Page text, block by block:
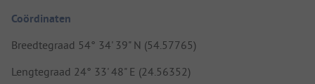
Coördinaten
Breedtegraad 54° 34' 39" N (54.57765)
Lengtegraad 24° 33' 48" E (24.56352)